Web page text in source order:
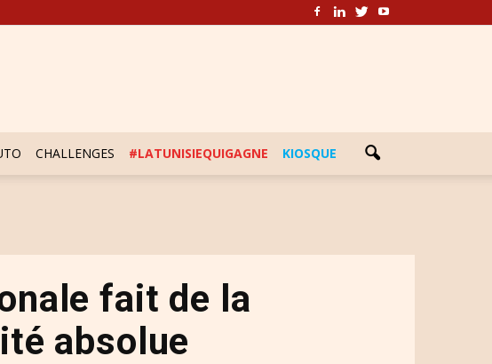
CHALLENGES #LATUNISIEQUIGAGNE KIOSQUE
fait de la
absolue